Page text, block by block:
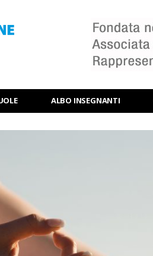
ALBO INSEGNANTI